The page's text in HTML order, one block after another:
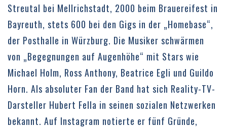
Streutal bei Mellrichstadt, 2000 beim Brauereifest in
Bayreuth, stets 600 bei den Gigs in der „Homebase“,
der Posthalle in Würzburg. Die Musiker schwärmen
von „Begegnungen auf Augenhöhe“ mit Stars wie
Michael Holm, Ross Anthony, Beatrice Egli und Guildo
Horn. Als absoluter Fan der Band hat sich Reality-TV-
Darsteller Hubert Fella in seinen sozialen Netzwerken
bekannt. Auf Instagram notierte er fünf Gründe,